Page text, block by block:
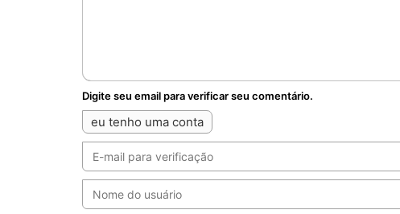
Digite seu email para verificar seu comentário.
eu tenho uma conta